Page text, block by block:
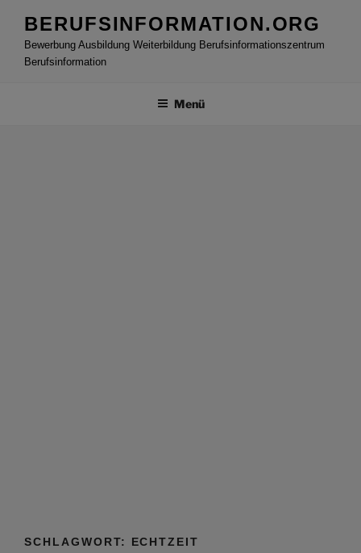
Inhalt
springen
BERUFSINFORMATION.ORG
Bewerbung Ausbildung Weiterbildung Berufsinformationszentrum
Berufsinformation
Menü
SCHLAGWORT: ECHTZEIT